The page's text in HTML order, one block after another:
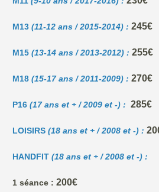
M13 (11-12 ans / 2015-2014) : 245€
M15 (13-14 ans / 2013-2012) : 255€
M18 (15-17 ans / 2011-2009) : 270€
P16 (17 ans et + / 2009 et -) : 285€
LOISIRS (18 ans et + / 2008 et -) :
HANDFIT (18 ans et + / 2008 et -) :
1 séance : 200€